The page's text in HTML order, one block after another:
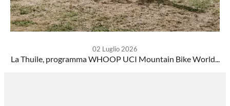
02 Luglio 2026
La Thuile, programma WHOOP UCI Mountain Bike World...